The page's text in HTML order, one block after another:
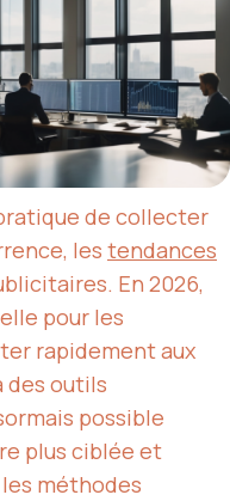
de collecter
les tendances
En 2026,
pour les
rapidement aux
des outils
possible
plus ciblée et
méthodes